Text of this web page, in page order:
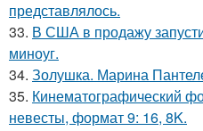
представлялось.
33. В США в продажу
миноуг.
34. Золушка. Марина
35. Кинематографический
невесты, формат 9: 16, 8K.